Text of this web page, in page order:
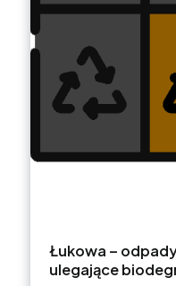
Łukowa –
ulegające